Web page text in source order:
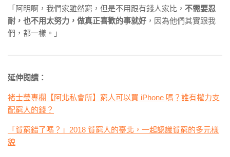
「阿明啊，我們家雖然窮，但是不用跟有錢人家比， 不需要忍
耐，也不用太努力，做真正喜歡的事就好 ，因為他們其實跟我
們，都一樣。」
延伸閱讀：
褚士瑩專欄【阿北私會所】窮人可以買 iPhone 嗎？誰有權力支
配窮人的錢？
「貧窮錯了嗎？」2018 貧窮人的臺北，一起認識貧窮的多元樣
貌